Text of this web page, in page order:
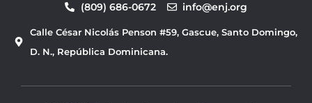
b
o
o
t
b
(809) 686-0672 info@enj.org
Calle César Nicolás Penson #59, Gascue, Santo Domingo,
D. N., República Dominicana.